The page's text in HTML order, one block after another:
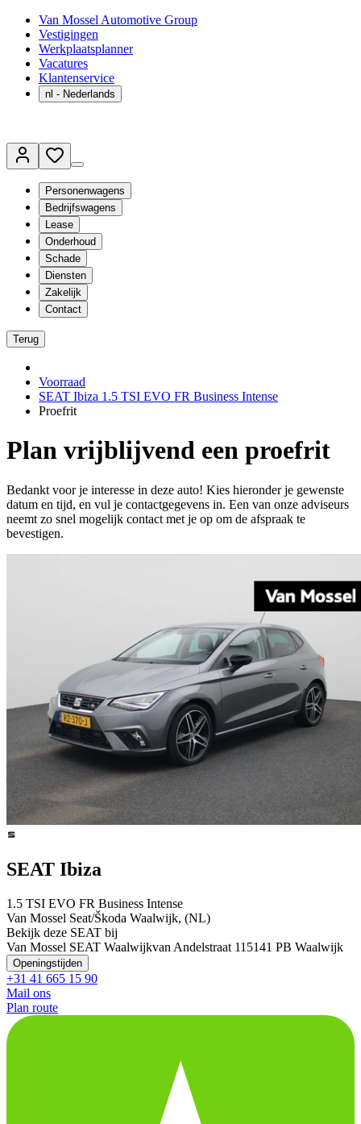
Van Mossel Automotive Group
Vestigingen
Werkplaatsplanner
Vacatures
Klantenservice
nl - Nederlands
Personenwagens
Bedrijfswagens
Lease
Onderhoud
Schade
Diensten
Zakelijk
Contact
Terug
Voorraad
SEAT Ibiza 1.5 TSI EVO FR Business Intense
Proefrit
Plan vrijblijvend een proefrit
Bedankt voor je interesse in deze auto! Kies hieronder je gewenste
datum en tijd, en vul je contactgegevens in. Een van onze adviseurs
neemt zo snel mogelijk contact met je op om de afspraak te
bevestigen.
SEAT Ibiza
1.5 TSI EVO FR Business Intense
Van Mossel Seat/Škoda Waalwijk, (NL)
Bekijk deze SEAT bij
Van Mossel SEAT Waalwijkvan Andelstraat 11 5141 PB Waalwijk
Openingstijden
+31 41 665 15 90
Mail ons
Plan route